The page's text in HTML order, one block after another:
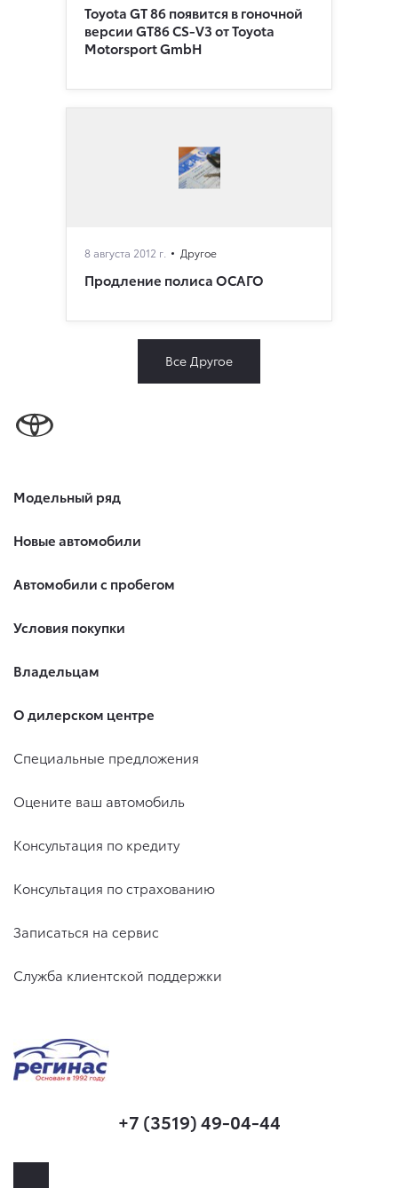
Toyota GT 86 появится в гоночной
версии GT86 CS-V3 от Toyota
Motorsport GmbH
8 августа 2012 г. Другое
Продление полиса ОСАГО
Все Другое
Модельный ряд
Новые автомобили
Автомобили с пробегом
Условия покупки
Владельцам
О дилерском центре
Специальные предложения
Оцените ваш автомобиль
Консультация по кредиту
Консультация по страхованию
Записаться на сервис
Служба клиентской поддержки
+7 (3519) 49-04-44